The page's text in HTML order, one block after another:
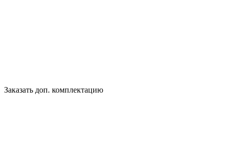
Заказать доп. комплектацию